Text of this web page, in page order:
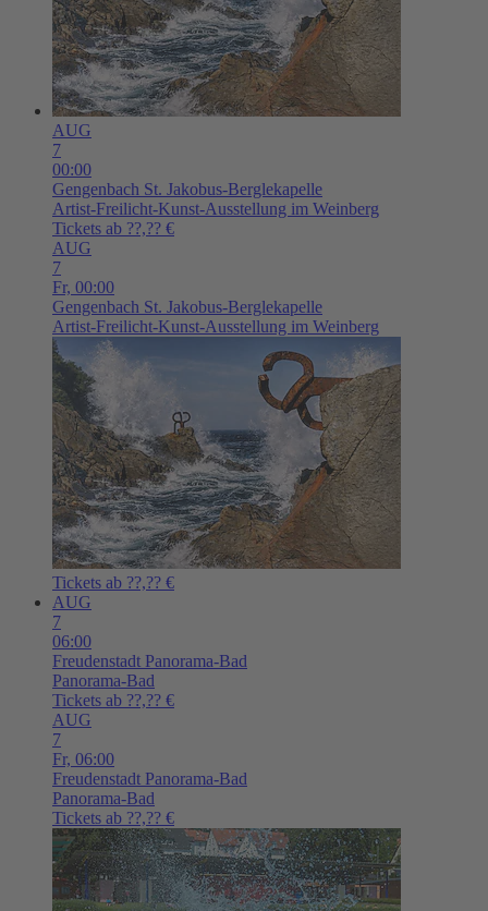
AUG
7
00:00
Gengenbach St. Jakobus-Berglekapelle
Artist-Freilicht-Kunst-Ausstellung im Weinberg
Tickets ab ??,?? €
AUG
7
Fr, 00:00
Gengenbach St. Jakobus-Berglekapelle
Artist-Freilicht-Kunst-Ausstellung im Weinberg
Tickets ab ??,?? €
AUG
7
06:00
Freudenstadt Panorama-Bad
Panorama-Bad
Tickets ab ??,?? €
AUG
7
Fr, 06:00
Freudenstadt Panorama-Bad
Panorama-Bad
Tickets ab ??,?? €